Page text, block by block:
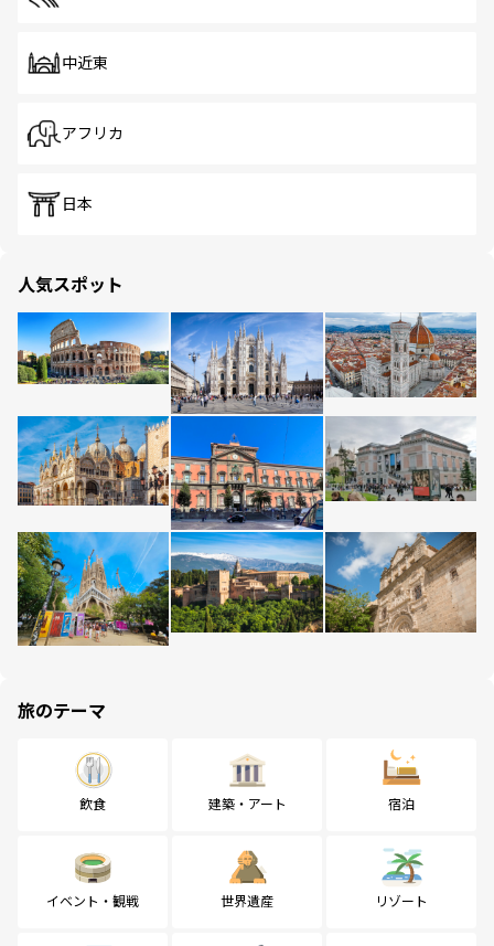
中近東
アフリカ
日本
人気スポット
旅のテーマ
飲食 建築・アート 宿泊
イベント・観戦 世界遺産 リゾート